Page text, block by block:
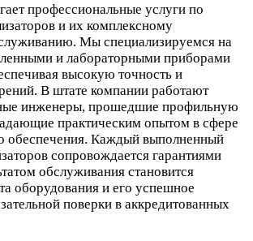
профессиональные услуги по
и их комплексному
Мы специализируемся на
и лабораторными приборами
высокую точность и
В штате компании работают
инженеры, прошедшие профильную
практическим опытом в сфере
обеспечения. Каждый выполненный
сопровождается гарантиями
обслуживания становится
оборудования и его успешное
поверки в аккредитованных